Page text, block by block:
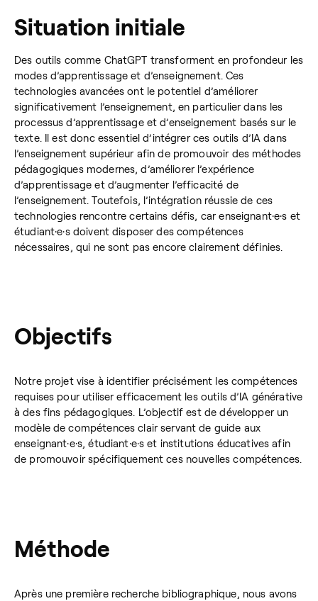
Situation initiale
Des outils comme ChatGPT transforment en profondeur les
modes d’apprentissage et d’enseignement. Ces
technologies avancées ont le potentiel d’améliorer
significativement l’enseignement, en particulier dans les
processus d’apprentissage et d’enseignement basés sur le
texte. Il est donc essentiel d’intégrer ces outils d’IA dans
l’enseignement supérieur afin de promouvoir des méthodes
pédagogiques modernes, d’améliorer l’expérience
d’apprentissage et d’augmenter l’efficacité de
l’enseignement. Toutefois, l’intégration réussie de ces
technologies rencontre certains défis, car enseignant·e·s et
étudiant·e·s doivent disposer des compétences
nécessaires, qui ne sont pas encore clairement définies.
Objectifs
Notre projet vise à identifier précisément les compétences
requises pour utiliser efficacement les outils d’IA générative
à des fins pédagogiques. L’objectif est de développer un
modèle de compétences clair servant de guide aux
enseignant·e·s, étudiant·e·s et institutions éducatives afin
de promouvoir spécifiquement ces nouvelles compétences.
Méthode
Après une première recherche bibliographique, nous avons